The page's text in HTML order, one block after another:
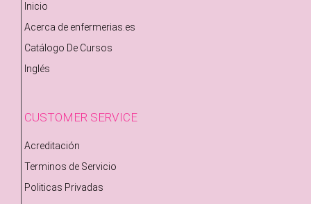
Inicio
Acerca de enfermerias.es
Catálogo De Cursos
Inglés
CUSTOMER SERVICE
Acreditación
Terminos de Servicio
Politicas Privadas